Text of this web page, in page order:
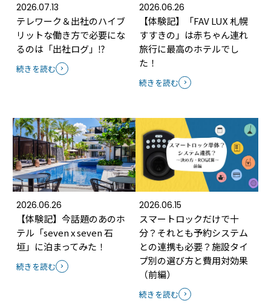
2026.07.13
テレワーク＆出社のハイブ
リットな働き方で必要にな
るのは「出社ログ」⁉
続きを読む
2026.06.26
【体験記】「FAV LUX 札幌
すすきの」は赤ちゃん連れ
旅行に最高のホテルでし
た！
続きを読む
2026.06.26
【体験記】今話題のあのホ
テル「seven x seven 石
垣」に泊まってみた！
続きを読む
2026.06.15
スマートロックだけで十
分？それとも予約システム
との連携も必要？施設タイ
プ別の選び方と費用対効果
（前編）
続きを読む